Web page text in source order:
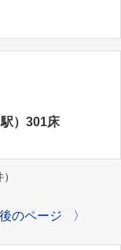
）301床
のページ 〉